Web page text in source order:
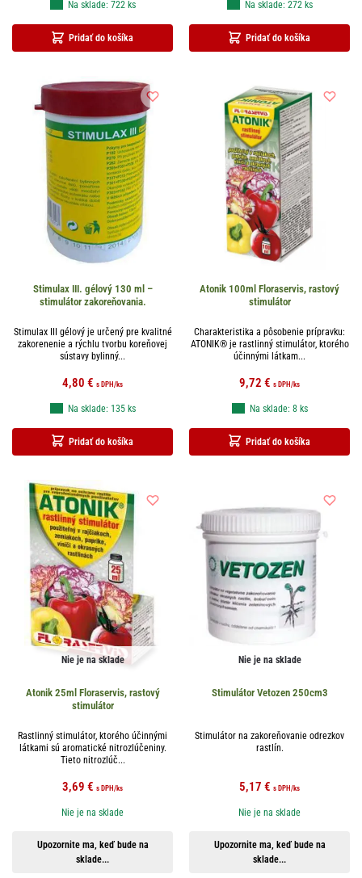
Pridať do košíka
Na sklade: 722 ks
Pridať do košíka
Na sklade: 272 ks
Stimulax III. gélový 130 ml –
stimulátor zakoreňovania.
Stimulax III gélový je určený pre kvalitné
zakorenenie a rýchlu tvorbu koreňovej
sústavy bylinný...
4,80 € s DPH /ks
Pridať do košíka
Na sklade: 135 ks
Atonik 100ml Floraservis, rastový
stimulátor
Charakteristika a pôsobenie prípravku:
ATONIK® je rastlinný stimulátor, ktorého
účinnými látkam...
9,72 € s DPH /ks
Pridať do košíka
Na sklade: 8 ks
Nie je na sklade
Atonik 25ml Floraservis, rastový
stimulátor
Rastlinný stimulátor, ktorého účinnými
látkami sú aromatické nitrozlúčeniny.
Tieto nitrozlúč...
3,69 € s DPH /ks
Upozornite ma, keď bude na
sklade...
Nie je na sklade
Nie je na sklade
Stimulátor Vetozen 250cm3
Stimulátor na zakoreňovanie odrezkov
rastlín.
5,17 € s DPH /ks
Upozornite ma, keď bude na
sklade...
Nie je na sklade